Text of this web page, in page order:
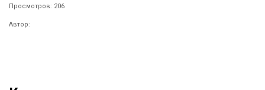
Просмотров: 206
Автор: